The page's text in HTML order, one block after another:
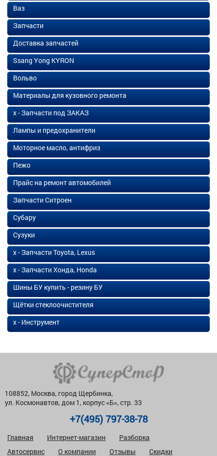
Ваз
Запчасти
Доставка запчастей
Ssang Yong KYRON
Вольво
Материалы для кузовного ремонта
х - Запчасти под ЗАКАЗ
Лампы и предохранители
Моторное масло, антифриз
Пежо
Прайс на ремонт автомобилей
Запчасти Ситроен
Субару
Сузуки
х - Запчасти Toyota, Lexus
х - Запчасти Хонда, Honda
Шины БУ купить - резину БУ
Щётки стеклоочистителя
х - Инструмент
108852, Москва, город Щербинка,
ул. Космонавтов, дом 1, корпус «Б», стр. 33
+7(495) 797-38-78
Главная Интернет-магазин
Разборка
Автосервис
О компании Отзывы Скидки